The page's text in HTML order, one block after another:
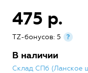
475 р.
TZ-бонусов: 5 ?
В наличии
Склад СПб (Ланское